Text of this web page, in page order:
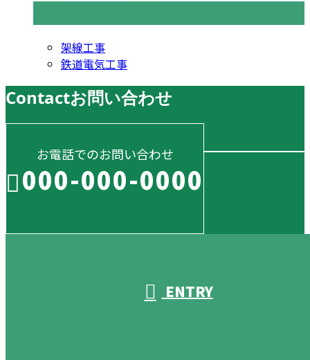
架線工事
鉄道電気工事
Contactお問い合わせ
お電話でのお問い合わせ
000-000-0000
ENTRY